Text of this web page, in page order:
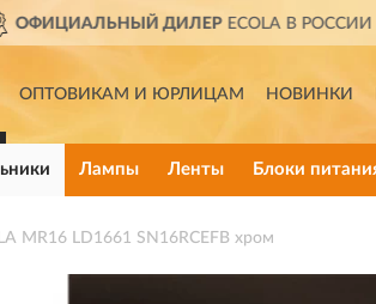
ОПТОВИКАМ И ЮРЛИЦАМ НОВИНКИ
Лампы Ленты Блоки
MR16 LD1661 SN16RCEFB хром